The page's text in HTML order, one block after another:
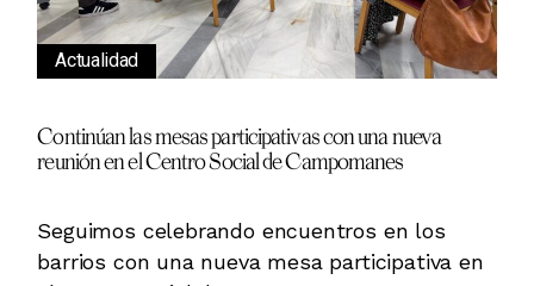
Actualidad
Continúan las mesas participativas con una nueva
reunión en el Centro Social de Campomanes
Seguimos celebrando encuentros en los
barrios con una nueva mesa participativa en